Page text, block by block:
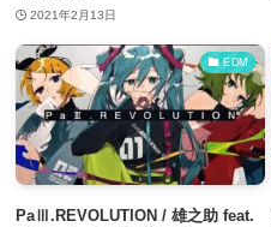
2021年2月13日
EDM
PaⅢ.REVOLUTION / 雄之助 feat.